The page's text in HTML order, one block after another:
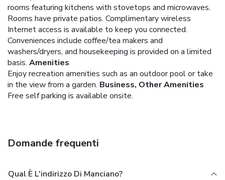
rooms featuring kitchens with stovetops and microwaves.
Rooms have private patios. Complimentary wireless
Internet access is available to keep you connected.
Conveniences include coffee/tea makers and
washers/dryers, and housekeeping is provided on a limited
basis. Amenities
Enjoy recreation amenities such as an outdoor pool or take
in the view from a garden. Business, Other Amenities
Free self parking is available onsite.
Domande frequenti
Qual È L'indirizzo Di Manciano?